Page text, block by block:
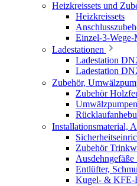
Heizkreissets und
Heizkreissets
Einzel-3-Wege-
Ladestationen
Ladestation
Ladestation
Zubehör,
Zubehör
Umwälzpumpen
Installationsmaterial,
Zubehör
Entlüfter,
Kugel- & KFE-